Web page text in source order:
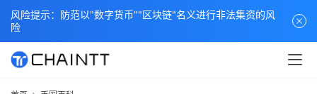
风险提示：防范以"数字货币""区块链"名义进行非法集资的风
险